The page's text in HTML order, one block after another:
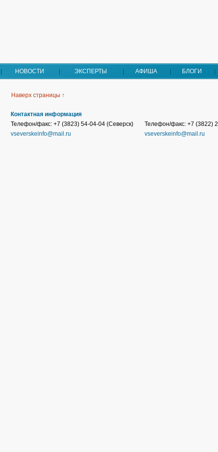
НОВОСТИ ЭКСПЕРТЫ АФИША БЛОГИ
Наверх страницы ↑
Контактная информация
Телефон/факс: +7 (3823) 54-04-04 (Северск)
vseverskeinfo@mail.ru
Телефон/факс: +7 (3822)
vseverskeinfo@mail.ru